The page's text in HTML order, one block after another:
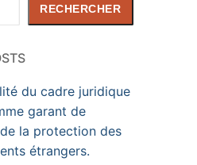
RECHERCHER
du cadre juridique
garant de
la protection des
étrangers.